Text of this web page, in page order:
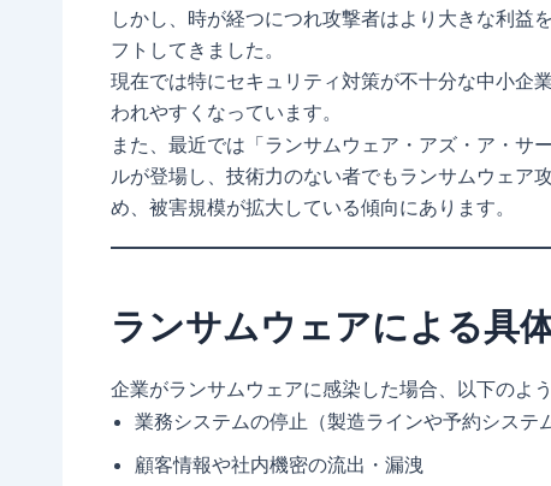
しかし、時が経つにつれ攻撃者はより大きな利益
フトしてきました。
現在では特にセキュリティ対策が不十分な中小企
われやすくなっています。
また、最近では「ランサムウェア・アズ・ア・サ
ルが登場し、技術力のない者でもランサムウェア
め、被害規模が拡大している傾向にあります。
ランサムウェアによる具
企業がランサムウェアに感染した場合、以下のよ
業務システムの停止（製造ラインや予約システ
顧客情報や社内機密の流出・漏洩